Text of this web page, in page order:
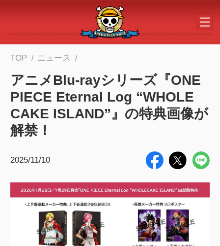
メインコンテンツへスキップする
TOP ニュース
アニメBlu-rayシリーズ『ONE
PIECE Eternal Log “WHOLE
CAKE ISLAND”』の特典画像が
解禁！
2025/11/10